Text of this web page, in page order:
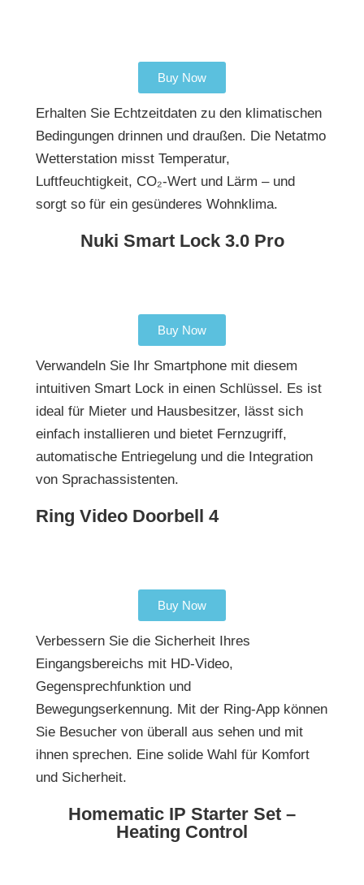
Buy Now
Erhalten Sie Echtzeitdaten zu den klimatischen
Bedingungen drinnen und draußen. Die Netatmo
Wetterstation misst Temperatur,
Luftfeuchtigkeit, CO₂-Wert und Lärm – und
sorgt so für ein gesünderes Wohnklima.
Nuki Smart Lock 3.0 Pro
Buy Now
Verwandeln Sie Ihr Smartphone mit diesem
intuitiven Smart Lock in einen Schlüssel. Es ist
ideal für Mieter und Hausbesitzer, lässt sich
einfach installieren und bietet Fernzugriff,
automatische Entriegelung und die Integration
von Sprachassistenten.
Ring Video Doorbell 4
Buy Now
Verbessern Sie die Sicherheit Ihres
Eingangsbereichs mit HD-Video,
Gegensprechfunktion und
Bewegungserkennung. Mit der Ring-App können
Sie Besucher von überall aus sehen und mit
ihnen sprechen. Eine solide Wahl für Komfort
und Sicherheit.
Homematic IP Starter Set –
Heating Control